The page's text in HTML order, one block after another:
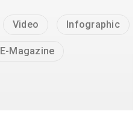
Video Infographic
E-Magazine